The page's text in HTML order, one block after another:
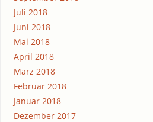
Juli 2018
Juni 2018
Mai 2018
April 2018
März 2018
Februar 2018
Januar 2018
Dezember 2017